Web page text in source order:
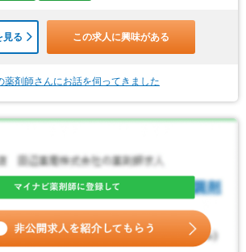
見る この求人に興味がある
薬剤師さんにお話を伺ってきました